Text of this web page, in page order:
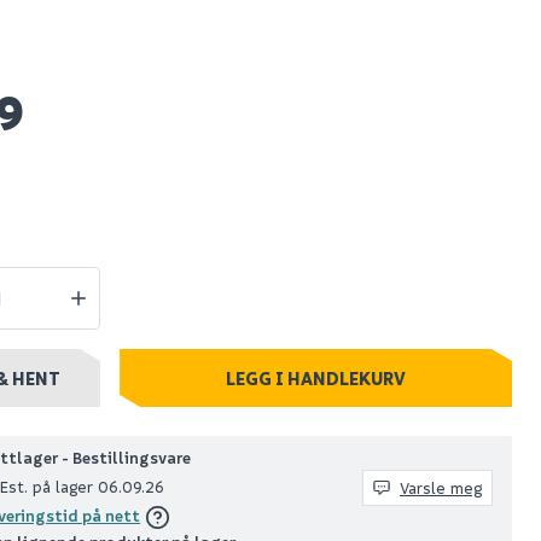
white
HENT LEGG I HANDLEKURV
- Bestillingsvare
Est. på lager 06.09.26
på nett
Varsle meg